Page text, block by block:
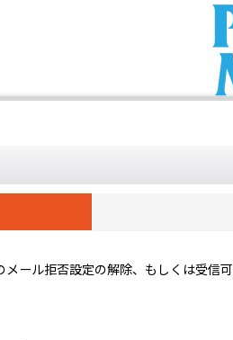
ール拒否設定の解除、もしくは受信